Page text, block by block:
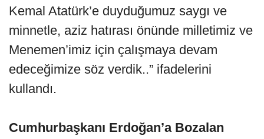
Kemal Atatürk’e duyduğumuz saygı ve
minnetle, aziz hatırası önünde milletimiz ve
Menemen’imiz için çalışmaya devam
edeceğimize söz verdik..” ifadelerini
kullandı.
Cumhurbaşkanı Erdoğan’a Bozalan